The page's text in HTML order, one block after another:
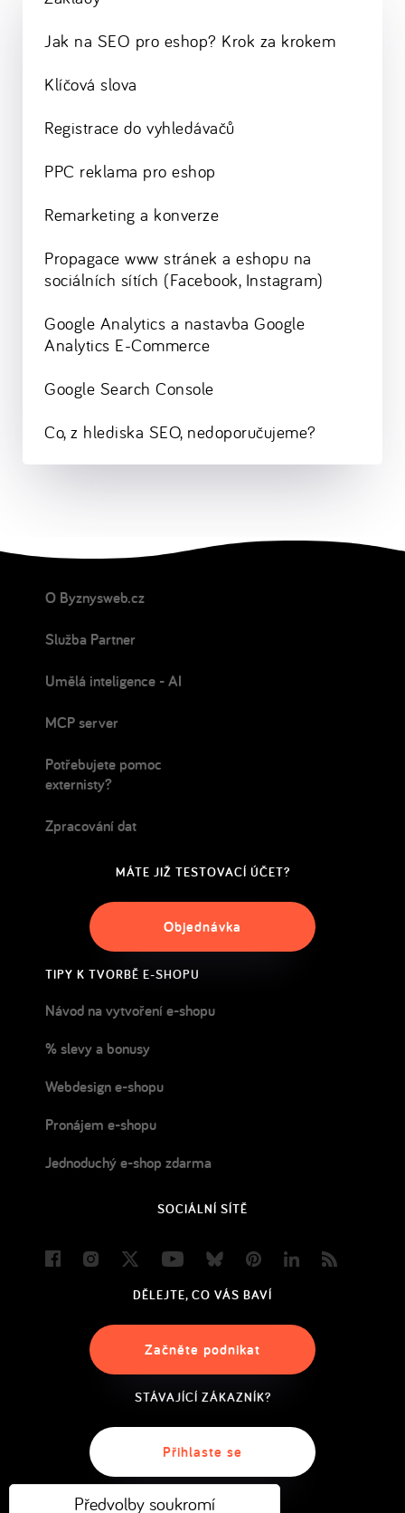
Jak na SEO pro eshop? Krok za krokem
Klíčová slova
Registrace do vyhledávačů
PPC reklama pro eshop
Remarketing a konverze
Propagace www stránek a eshopu na
sociálních sítích (Facebook, Instagram)
Google Analytics a nastavba Google
Analytics E-Commerce
Google Search Console
Co, z hlediska SEO, nedoporučujeme?
O Byznysweb.cz
Služba Partner
Umělá inteligence - AI
MCP server
Potřebujete pomoc
externisty?
Zpracování dat
MÁTE JIŽ TESTOVACÍ ÚČET?
Objednávka
TIPY K TVORBĚ E-SHOPU
Návod na vytvoření e-shopu
% slevy a bonusy
Webdesign e-shopu
Pronájem e-shopu
Jednoduchý e-shop zdarma
SOCIÁLNÍ SÍTĚ
FacebookInstagram
Twitter YoutubeBlueskyPinterestLinkedIn
DĚLEJTE, CO VÁS BAVÍ
Začněte podnikat
STÁVAJÍCÍ ZÁKAZNÍK?
Přihlaste se
Předvolby soukromí